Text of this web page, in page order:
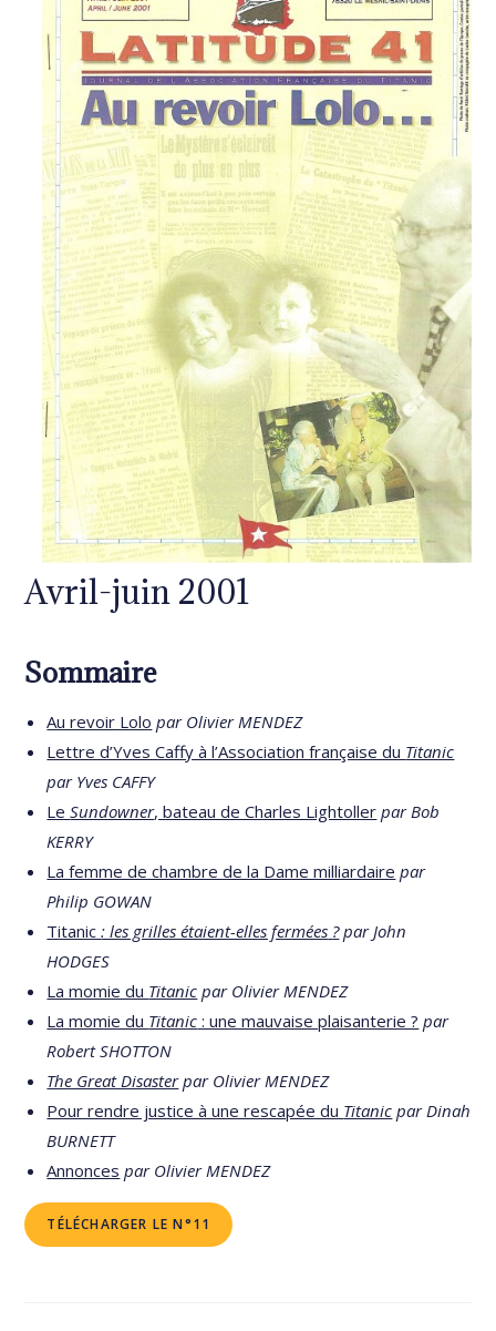
Avril-juin 2001
Sommaire
Au revoir Lolo par Olivier MENDEZ
Lettre d’Yves Caffy à l’Association française du Titanic
par Yves CAFFY
LeSundowner, bateau de Charles Lightoller par Bob
KERRY
La femme de chambre de la Dame milliardaire par
Philip GOWAN
Titanic: les grilles étaient-elles fermées ? par John
HODGES
La momie du Titanic par Olivier MENDEZ
La momie du Titanic : une mauvaise plaisanterie ? par
Robert SHOTTON
The Great Disaster par Olivier MENDEZ
Pour rendre justice à une rescapée du Titanic par Dinah
BURNETT
Annonces par Olivier MENDEZ
TÉLÉCHARGER LE N°11